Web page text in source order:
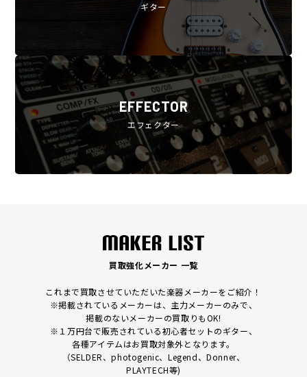
ギター
EFFECTOR
エフェクター
買取強化メーカー 一覧
これまで買取させていただいた楽器メーカーをご紹介！
※掲載されているメーカーは、主力メーカーのみで、
掲載のないメーカーの買取りもOK!
※１万円台で販売されている初心者セットのギター、
各種アイテムはお買取対象外となります。
（SELDER、photogenic、Legend、Donner、
PLAYTECH等)